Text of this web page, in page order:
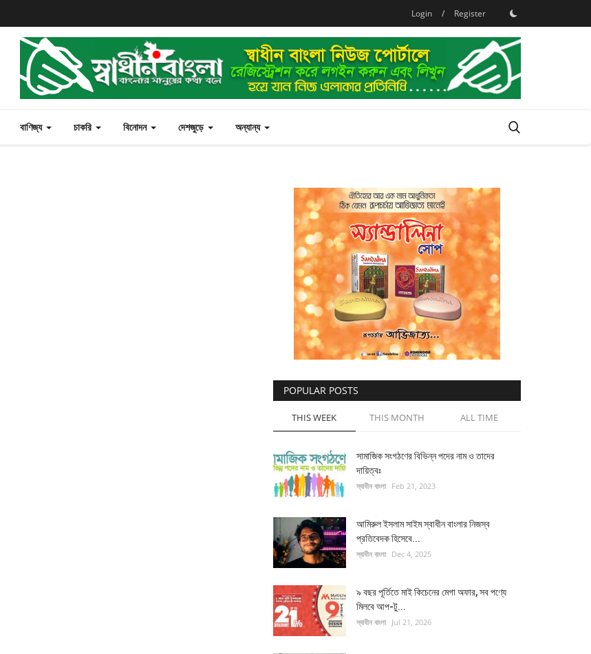
Login / Register
বাণিজ্য চাকরি বিনোদন দেশজুড়ে অন্যান্য
POPULAR POSTS
THIS WEEK THIS MONTH ALL TIME
সামাজিক সংগঠণের বিভিন্ন পদের নাম ও তাদের
দায়িত্বঃ
স্বাধীন বাংলা Feb 21, 2023
আমিরুল ইসলাম সাইম স্বাধীন বাংলার নিজস্ব
প্রতিবেদক হিসেবে...
স্বাধীন বাংলা Dec 4, 2025
৯ বছর পূর্তিতে মাই কিচেনের মেগা অফার, সব পণ্যে
মিলবে আপ-টু...
স্বাধীন বাংলা Jul 21, 2026